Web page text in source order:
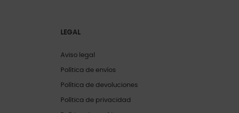
LEGAL
Aviso legal
Política de envíos
Política de devoluciones
Política de privacidad